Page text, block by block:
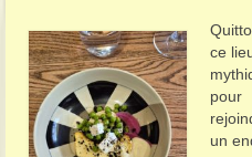
ce
pour
un